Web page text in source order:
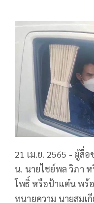
21 เม.ย. 2565 - ผู้สื่อ
น. นายไชย์พล วิภา
โพธิ์ หรือป้าแต๋น พร้
ทนายความ นายสมเ